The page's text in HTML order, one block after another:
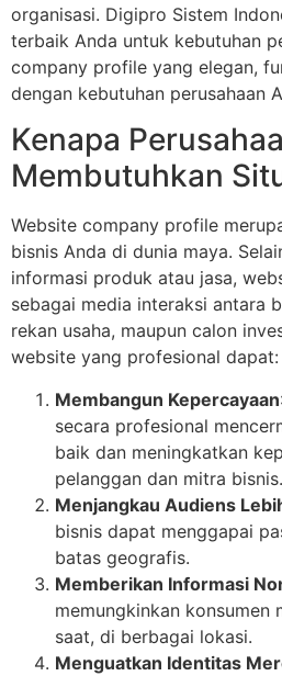
organisasi. Digipro Sistem
terbaik Anda untuk kebutuhan
company profile yang elegan,
dengan kebutuhan perusahaan
Kenapa
Membutuhkan
Website company profile
bisnis Anda di dunia maya.
informasi produk atau jasa,
sebagai media interaksi antara
rekan usaha, maupun calon
website yang profesional dapat:
Membangun Kepercayaan
secara profesional
baik dan meningkatkan
pelanggan dan mitra bisnis.
Menjangkau Audiens
bisnis dapat menggapai
batas geografis.
Memberikan Informasi
memungkinkan konsumen
saat, di berbagai lokasi.
Menguatkan Identitas